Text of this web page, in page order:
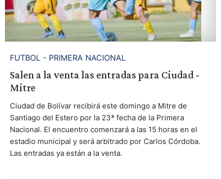
FUTBOL - PRIMERA NACIONAL
Salen a la venta las entradas para Ciudad -
Mitre
Ciudad de Bolívar recibirá este domingo a Mitre de
Santiago del Estero por la 23ª fecha de la Primera
Nacional. El encuentro comenzará a las 15 horas en el
estadio municipal y será arbitrado por Carlos Córdoba.
Las entradas ya están a la venta.